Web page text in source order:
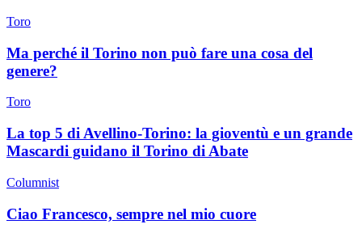
Toro
Ma perché il Torino non può fare una cosa del
genere?
Toro
La top 5 di Avellino-Torino: la gioventù e un grande
Mascardi guidano il Torino di Abate
Columnist
Ciao Francesco, sempre nel mio cuore